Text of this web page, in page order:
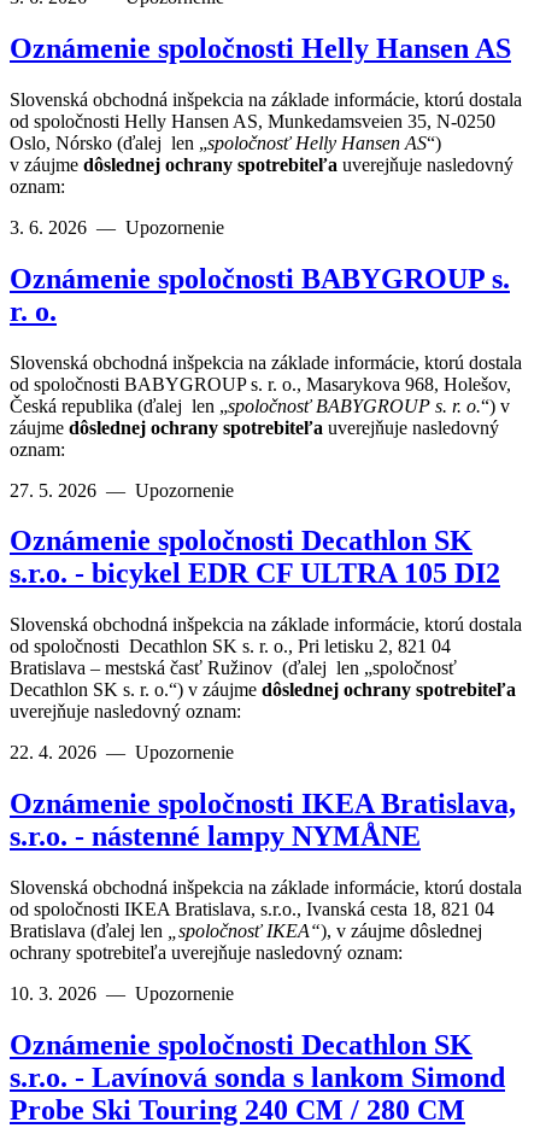
Oznámenie spoločnosti Helly Hansen AS
Slovenská obchodná inšpekcia na základe informácie, ktorú dostala
od spoločnosti Helly Hansen AS, Munkedamsveien 35, N-0250
Oslo, Nórsko (ďalej len „spoločnosť Helly Hansen AS“)
v záujme dôslednej ochrany spotrebiteľa uverejňuje nasledovný
oznam:
3. 6. 2026 — Upozornenie
Oznámenie spoločnosti BABYGROUP s.
r. o.
Slovenská obchodná inšpekcia na základe informácie, ktorú dostala
od spoločnosti BABYGROUP s. r. o., Masarykova 968, Holešov,
Česká republika (ďalej len „spoločnosť BABYGROUP s. r. o.“) v
záujme dôslednej ochrany spotrebiteľa uverejňuje nasledovný
oznam:
27. 5. 2026 — Upozornenie
Oznámenie spoločnosti Decathlon SK
s.r.o. - bicykel EDR CF ULTRA 105 DI2
Slovenská obchodná inšpekcia na základe informácie, ktorú dostala
od spoločnosti Decathlon SK s. r. o., Pri letisku 2, 821 04
Bratislava – mestská časť Ružinov (ďalej len „spoločnosť
Decathlon SK s. r. o.“) v záujme dôslednej ochrany spotrebiteľa
uverejňuje nasledovný oznam:
22. 4. 2026 — Upozornenie
Oznámenie spoločnosti IKEA Bratislava,
s.r.o. - nástenné lampy NYMÅNE
Slovenská obchodná inšpekcia na základe informácie, ktorú dostala
od spoločnosti IKEA Bratislava, s.r.o., Ivanská cesta 18, 821 04
Bratislava (ďalej len
„spoločnosť IKEA“), v záujme dôslednej
ochrany spotrebiteľa uverejňuje nasledovný oznam:
10. 3. 2026 — Upozornenie
Oznámenie spoločnosti Decathlon SK
s.r.o. - Lavínová sonda s lankom Simond
Probe Ski Touring 240 CM / 280 CM